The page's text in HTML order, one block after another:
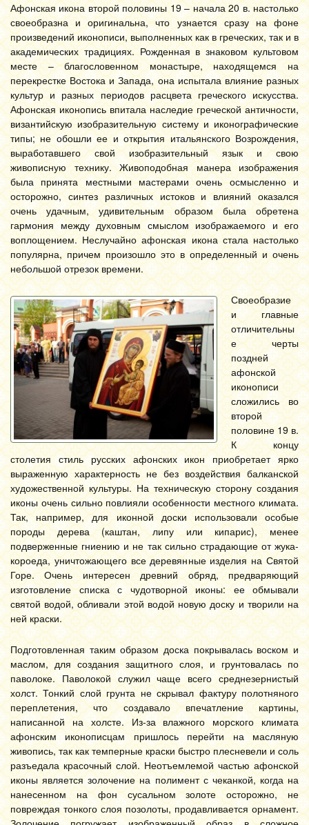
Афонская икона второй половины 19 – начала 20 в. настолько
своеобразна и оригинальна, что узнается сразу на фоне
произведений иконописи, выполненных как в греческих, так и в
академических традициях. Рожденная в знаковом культовом
месте – благословенном монастыре, находящемся на
перекрестке Востока и Запада, она испытала влияние разных
культур и разных периодов расцвета греческого искусства.
Афонская иконопись впитала наследие греческой античности,
византийскую изобразительную систему и иконографические
типы; не обошли ее и открытия итальянского Возрождения,
выработавшего свой изобразительный язык и свою
живописную технику. Живоподобная манера изображения
была принята местными мастерами очень осмысленно и
осторожно, синтез различных истоков и влияний оказался
очень удачным, удивительным образом была обретена
гармония между духовным смыслом изображаемого и его
воплощением. Неслучайно афонская икона стала настолько
популярна, причем произошло это в определенный и очень
небольшой отрезок времени.
Своеобразие
и главные
отличительны
е черты
поздней
афонской
иконописи
сложились во
второй
половине 19 в.
К концу
столетия стиль русских афонских икон приобретает ярко
выраженную характерность не без воздействия балканской
художественной культуры. На техническую сторону создания
иконы очень сильно повлияли особенности местного климата.
Так, например, для иконной доски использовали особые
породы дерева (каштан, липу или кипарис), менее
подверженные гниению и не так сильно страдающие от жука-
короеда, уничтожающего все деревянные изделия на Святой
Горе. Очень интересен древний обряд, предваряющий
изготовление списка с чудотворной иконы: ее обмывали
святой водой, обливали этой водой новую доску и творили на
ней краски.
Подготовленная таким образом доска покрывалась воском и
маслом, для создания защитного слоя, и грунтовалась по
паволоке. Паволокой служил чаще всего среднезернистый
холст. Тонкий слой грунта не скрывал фактуру полотняного
переплетения, что создавало впечатление картины,
написанной на холсте. Из-за влажного морского климата
афонским иконописцам пришлось перейти на масляную
живопись, так как темперные краски быстро плесневели и соль
разъедала красочный слой. Неотъемлемой частью афонской
иконы является золочение на полимент с чеканкой, когда на
нанесенном на фон сусальном золоте осторожно, не
повреждая тонкого слоя позолоты, продавливается орнамент.